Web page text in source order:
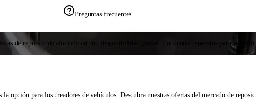
Preguntas frecuentes
de repuesto de alta calidad con disponibilidad global. Encuentre repuestos para su
la opción para los creadores de vehículos. Descubra nuestras ofertas del mercado de